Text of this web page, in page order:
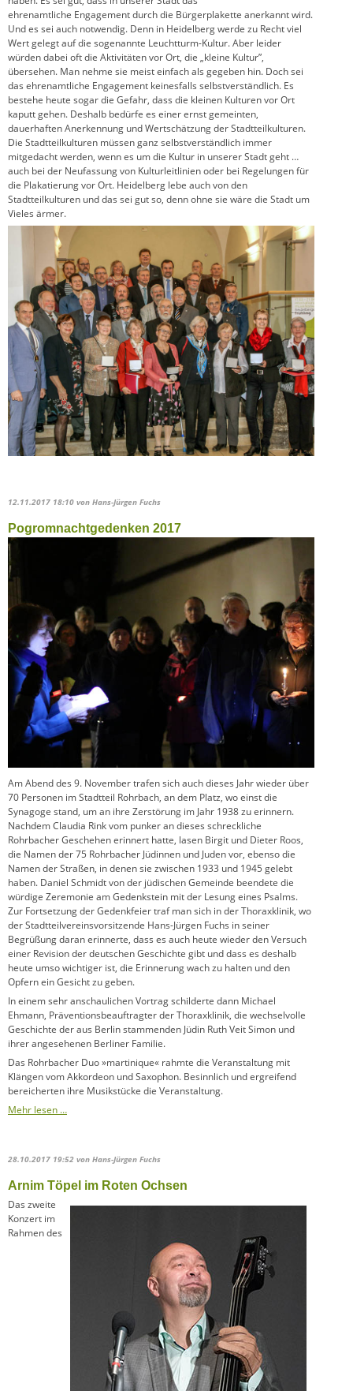
ehrenamtliche Engagement durch die Bürgerplakette anerkannt wird.
Und es sei auch notwendig. Denn in Heidelberg werde zu Recht viel
Wert gelegt auf die sogenannte Leuchtturm-Kultur. Aber leider
würden dabei oft die Aktivitäten vor Ort, die „kleine Kultur”,
übersehen. Man nehme sie meist einfach als gegeben hin. Doch sei
das ehrenamtliche Engagement keinesfalls selbstverständlich. Es
bestehe heute sogar die Gefahr, dass die kleinen Kulturen vor Ort
kaputt gehen. Deshalb bedürfe es einer ernst gemeinten,
dauerhaften Anerkennung und Wertschätzung der Stadtteilkulturen.
Die Stadtteilkulturen müssen ganz selbstverständlich immer
mitgedacht werden, wenn es um die Kultur in unserer Stadt geht …
auch bei der Neufassung von Kulturleitlinien oder bei Regelungen für
die Plakatierung vor Ort. Heidelberg lebe auch von den
Stadtteilkulturen und das sei gut so, denn ohne sie wäre die Stadt um
Vieles ärmer.
12.11.2017 18:10 von Hans-Jürgen Fuchs
Pogromnachtgedenken 2017
Am Abend des 9. November trafen sich auch dieses Jahr wieder über
70 Personen im Stadtteil Rohrbach, an dem Platz, wo einst die
Synagoge stand, um an ihre Zerstörung im Jahr 1938 zu erinnern.
Nachdem Claudia Rink vom punker an dieses schreckliche
Rohrbacher Geschehen erinnert hatte, lasen Birgit und Dieter Roos,
die Namen der 75 Rohrbacher Jüdinnen und Juden vor, ebenso die
Namen der Straßen, in denen sie zwischen 1933 und 1945 gelebt
haben. Daniel Schmidt von der jüdischen Gemeinde beendete die
würdige Zeremonie am Gedenkstein mit der Lesung eines Psalms.
Zur Fortsetzung der Gedenkfeier traf man sich in der Thoraxklinik, wo
der Stadtteilvereinsvorsitzende Hans-Jürgen Fuchs in seiner
Begrüßung daran erinnerte, dass es auch heute wieder den Versuch
einer Revision der deutschen Geschichte gibt und dass es deshalb
heute umso wichtiger ist, die Erinnerung wach zu halten und den
Opfern ein Gesicht zu geben.
In einem sehr anschaulichen Vortrag schilderte dann Michael
Ehmann, Präventionsbeauftragter der Thoraxklinik, die wechselvolle
Geschichte der aus Berlin stammenden Jüdin Ruth Veit Simon und
ihrer angesehenen Berliner Familie.
Das Rohrbacher Duo »martinique« rahmte die Veranstaltung mit
Klängen vom Akkordeon und Saxophon. Besinnlich und ergreifend
bereicherten ihre Musikstücke die Veranstaltung.
Mehr lesen …
28.10.2017 19:52 von Hans-Jürgen Fuchs
Arnim Töpel im Roten Ochsen
Das zweite
Konzert im
Rahmen des